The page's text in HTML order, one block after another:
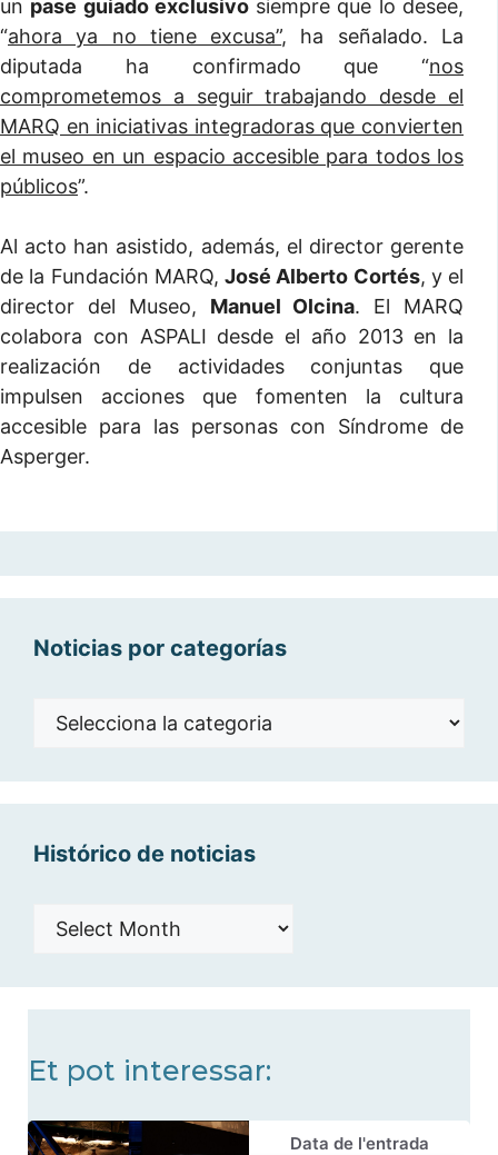
un pase guiado exclusivosiempre que lo desee,
“ahora ya no tiene excusa”, ha señalado. La
diputada ha confirmado que “nos
comprometemos a seguir trabajando desde el
MARQ en iniciativas integradoras que convierten
el museo en un espacio accesible para todos los
públicos”.
Al acto han asistido, además, el director gerente
de la Fundación MARQ, José Alberto Cortés, y el
director del Museo, Manuel Olcina. El MARQ
colabora con ASPALI desde el año 2013 en la
realización de actividades conjuntas que
impulsen acciones que fomenten la cultura
accesible para las personas con Síndrome de
Asperger.
Noticias por categorías
Noticias
Histórico de noticias
Histórico
Et pot interessar:
Data de l'entrada